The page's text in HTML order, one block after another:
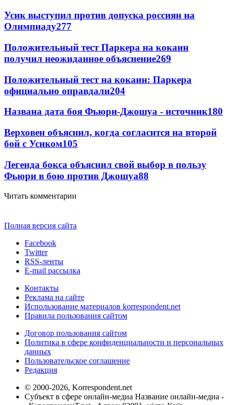
Усик выступил против допуска россиян на
Олимпиаду277
Положительный тест Паркера на кокаин
получил неожиданное объяснение269
Положительный тест на кокаин: Паркера
официально оправдали204
Названа дата боя Фьюри-Джошуа - источник180
Верховен объяснил, когда согласится на второй
бой с Усиком105
Легенда бокса объяснил свой выбор в пользу
Фьюри в бою против Джошуа88
Читать комментарии
Полная версия сайта
Facebook
Twitter
RSS-ленты
E-mail рассылка
Контакты
Реклама на сайте
Использование материалов korrespondent.net
Правила пользования сайтом
Договор пользования сайтом
Политика в сфере конфиденциальности и персональных
данных
Пользовательское соглашение
Редакция
© 2000-2026, Korrespondent.net
Субъект в сфере онлайн-медиа Название онлайн-медиа -